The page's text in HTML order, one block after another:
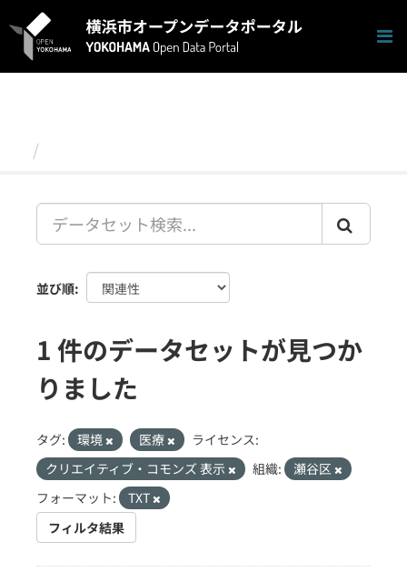
キ
並び順
1 件のデータセットが見つか
りました
タグ: 環境 医療
ライセンス:
クリエイティブ・コモンズ 表示
組織:
瀬谷区
フォーマット:
TXT
フィルタ結果